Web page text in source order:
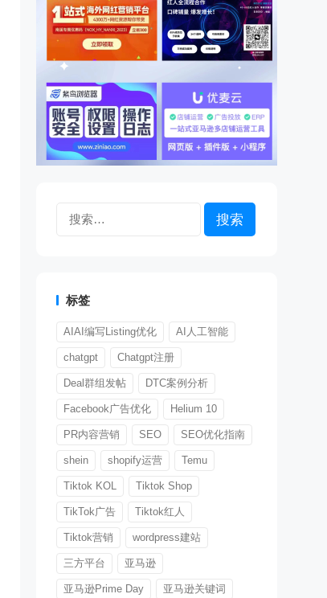
标签
AIAI编写Listing优化 AI人工智能
chatgpt Chatgpt注册
Deal群组发帖 DTC案例分析
Facebook广告优化 Helium 10
PR内容营销 SEO SEO优化指南
shein shopify运营 Temu
Tiktok KOL Tiktok Shop
TikTok广告 Tiktok红人
Tiktok营销 wordpress建站
三方平台 亚马逊
亚马逊Prime Day 亚马逊关键词